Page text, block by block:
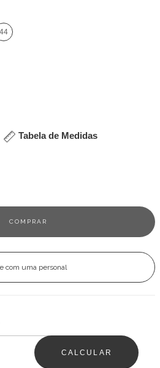
44
Tabela de Medidas
com uma personal
CALCULAR